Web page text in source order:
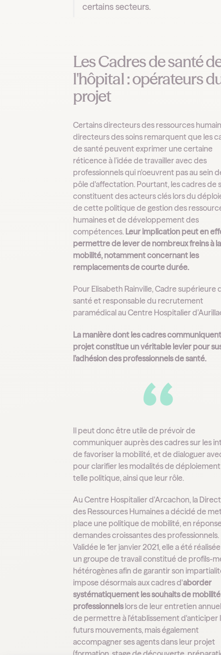
certains secteurs.
Les Cadres de santé
l'hôpital : opérateurs
projet
Certains directeurs des ressources
directeurs des soins remarquent que les
de santé peuvent exprimer une certaine
réticence à l’idée de travailler avec des
professionnels qui n'oeuvrent pas au sein
pôle d'affectation. Pourtant, les cadres de
constituent des acteurs clés lors du
de cette politique de gestion des
humaines et de développement des
compétences. Leur implication peut en
permettre de lever de nombreux freins à la
mobilité, notamment concernant les
remplacements de courte durée.
Pour Elisabeth Rainville, Cadre supérieure
santé et responsable du recrutement
paramédical au Centre Hospitalier
La manière dont les cadres
projet constitue un véritable levier pour
l’adhésion des professionnels de santé.
Il peut donc être utile de prévoir de
communiquer auprès des cadres sur les
de favoriser la mobilité, et de dialoguer
pour clarifier les modalités de
telle politique, ainsi que leur rôle.
Au Centre Hospitalier d'Arcachon, la
des Ressources Humaines a décidé de
place une politique de mobilité, en
demandes croissantes des professionnels.
Validée le 1er janvier 2021, elle a été
un groupe de travail constitué de profils-
hétérogènes afin de garantir son
impose désormais aux cadres d'aborder
systématiquement les souhaits de
professionnelslors de leur entretien
de permettre à l'établissement d'anticiper
futurs mouvements, mais également
accompagner ses agents dans leur projet